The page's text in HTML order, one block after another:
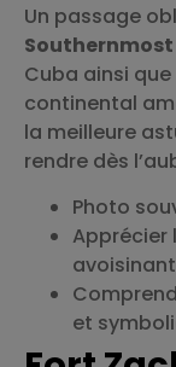
Un passage
Cuba ainsi
continental
la meilleure
rendre dès
Photo
Apprécier
et